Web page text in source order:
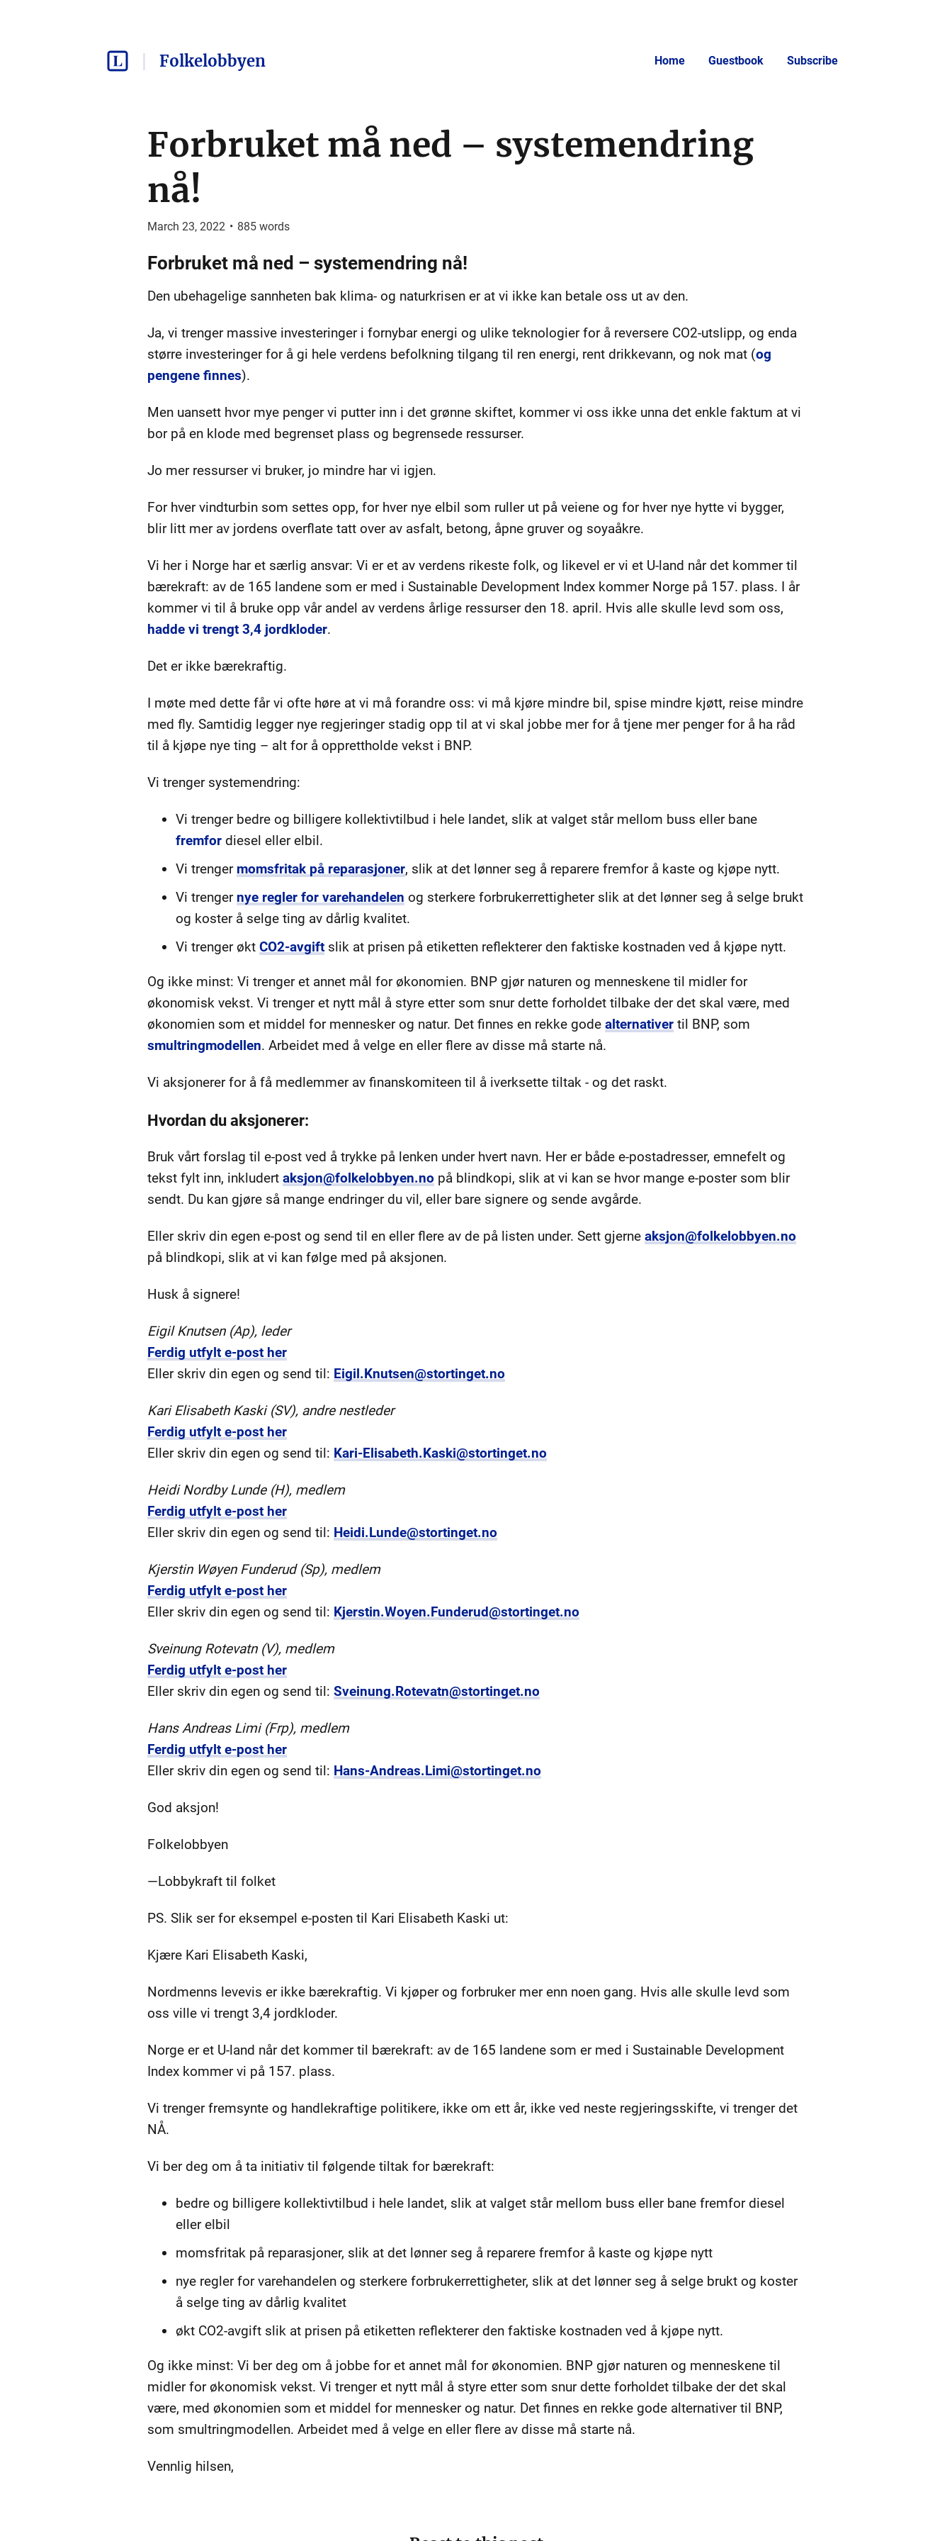
Folkelobbyen Home Guestbook Subscribe
Forbruket må ned – systemendring
nå!
March 23, 2022 • 885words
Forbruket må ned – systemendring nå!
Den ubehagelige sannheten bak klima- og naturkrisen er at vi ikke kan betale oss ut av den.
Ja, vi trenger massive investeringer i fornybar energi og ulike teknologier for å reversere CO2-utslipp, og enda
større investeringer for å gi hele verdens befolkning tilgang til ren energi, rent drikkevann, og nok mat (og
pengene finnes).
Men uansett hvor mye penger vi putter inn i det grønne skiftet, kommer vi oss ikke unna det enkle faktum at vi
bor på en klode med begrenset plass og begrensede ressurser.
Jo mer ressurser vi bruker, jo mindre har vi igjen.
For hver vindturbin som settes opp, for hver nye elbil som ruller ut på veiene og for hver nye hytte vi bygger,
blir litt mer av jordens overflate tatt over av asfalt, betong, åpne gruver og soyaåkre.
Vi her i Norge har et særlig ansvar: Vi er et av verdens rikeste folk, og likevel er vi et U-land når det kommer til
bærekraft: av de 165 landene som er med i Sustainable Development Index kommer Norge på 157. plass. I år
kommer vi til å bruke opp vår andel av verdens årlige ressurser den 18. april. Hvis alle skulle levd som oss,
hadde vi trengt 3,4 jordkloder.
Det er ikke bærekraftig.
I møte med dette får vi ofte høre at vi må forandre oss: vi må kjøre mindre bil, spise mindre kjøtt, reise mindre
med fly. Samtidig legger nye regjeringer stadig opp til at vi skal jobbe mer for å tjene mer penger for å ha råd
til å kjøpe nye ting – alt for å opprettholde vekst i BNP.
Vi trenger systemendring:
Vi trenger bedre og billigere kollektivtilbud i hele landet, slik at valget står mellom buss eller bane
fremfordiesel eller elbil.
Vi trenger momsfritak på reparasjoner, slik at det lønner seg å reparere fremfor å kaste og kjøpe nytt.
Vi trenger nye regler for varehandelen og sterkere forbrukerrettigheter slik at det lønner seg å selge brukt
og koster å selge ting av dårlig kvalitet.
Vi trenger økt CO2-avgiftslik at prisen på etiketten reflekterer den faktiske kostnaden ved å kjøpe nytt.
Og ikke minst: Vi trenger et annet mål for økonomien. BNP gjør naturen og menneskene til midler for
økonomisk vekst. Vi trenger et nytt mål å styre etter som snur dette forholdet tilbake der det skal være, med
økonomien som et middel for mennesker og natur. Det finnes en rekke gode alternativertil BNP, som
smultringmodellen. Arbeidet med å velge en eller flere av disse må starte nå.
Vi aksjonerer for å få medlemmer av finanskomiteen til å iverksette tiltak - og det raskt.
Hvordan du aksjonerer:
Bruk vårt forslag til e-post ved å trykke på lenken under hvert navn. Her er både e-postadresser, emnefelt og
tekst fylt inn, inkludert aksjon@folkelobbyen.nopå blindkopi, slik at vi kan se hvor mange e-poster som blir
sendt. Du kan gjøre så mange endringer du vil, eller bare signere og sende avgårde.
Eller skriv din egen e-post og send til en eller flere av de på listen under. Sett gjerne aksjon@folkelobbyen.no
på blindkopi, slik at vi kan følge med på aksjonen.
Husk å signere!
Eigil Knutsen (Ap), leder
Ferdig utfylt e-post her
Eller skriv din egen og send til: Eigil.Knutsen@stortinget.no
Kari Elisabeth Kaski (SV), andre nestleder
Ferdig utfylt e-post her
Eller skriv din egen og send til: Kari-Elisabeth.Kaski@stortinget.no
Heidi Nordby Lunde (H), medlem
Ferdig utfylt e-post her
Eller skriv din egen og send til: Heidi.Lunde@stortinget.no
Kjerstin Wøyen Funderud (Sp), medlem
Ferdig utfylt e-post her
Eller skriv din egen og send til: Kjerstin.Woyen.Funderud@stortinget.no
Sveinung Rotevatn (V), medlem
Ferdig utfylt e-post her
Eller skriv din egen og send til: Sveinung.Rotevatn@stortinget.no
Hans Andreas Limi (Frp), medlem
Ferdig utfylt e-post her
Eller skriv din egen og send til: Hans-Andreas.Limi@stortinget.no
God aksjon!
Folkelobbyen
—Lobbykraft til folket
PS. Slik ser for eksempel e-posten til Kari Elisabeth Kaski ut:
Kjære Kari Elisabeth Kaski,
Nordmenns levevis er ikke bærekraftig. Vi kjøper og forbruker mer enn noen gang. Hvis alle skulle levd som
oss ville vi trengt 3,4 jordkloder.
Norge er et U-land når det kommer til bærekraft: av de 165 landene som er med i Sustainable Development
Index kommer vi på 157. plass.
Vi trenger fremsynte og handlekraftige politikere, ikke om ett år, ikke ved neste regjeringsskifte, vi trenger det
NÅ.
Vi ber deg om å ta initiativ til følgende tiltak for bærekraft:
bedre og billigere kollektivtilbud i hele landet, slik at valget står mellom buss eller bane fremfor diesel
eller elbil
momsfritak på reparasjoner, slik at det lønner seg å reparere fremfor å kaste og kjøpe nytt
nye regler for varehandelen og sterkere forbrukerrettigheter, slik at det lønner seg å selge brukt og koster
å selge ting av dårlig kvalitet
økt CO2-avgift slik at prisen på etiketten reflekterer den faktiske kostnaden ved å kjøpe nytt.
Og ikke minst: Vi ber deg om å jobbe for et annet mål for økonomien. BNP gjør naturen og menneskene til
midler for økonomisk vekst. Vi trenger et nytt mål å styre etter som snur dette forholdet tilbake der det skal
være, med økonomien som et middel for mennesker og natur. Det finnes en rekke gode alternativer til BNP,
som smultringmodellen. Arbeidet med å velge en eller flere av disse må starte nå.
Vennlig hilsen,